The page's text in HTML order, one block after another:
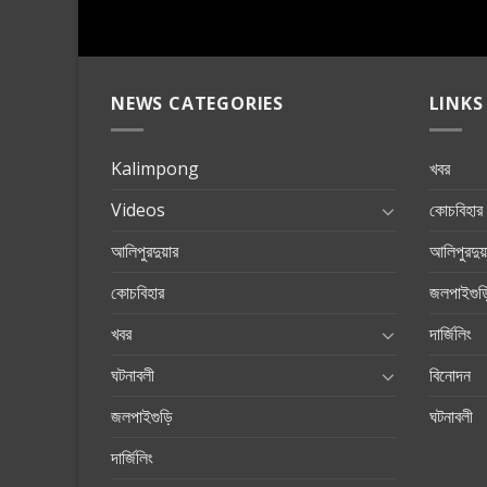
NEWS CATEGORIES
Kalimpong
Videos
আলিপুরদুয়ার
কোচবিহার
খবর
ঘটনাবলী
জলপাইগুড়ি
দার্জিলিং
LINKS
খবর
কোচবিহার
দার্জিলিং
বিনোদন
ঘটনাবলী